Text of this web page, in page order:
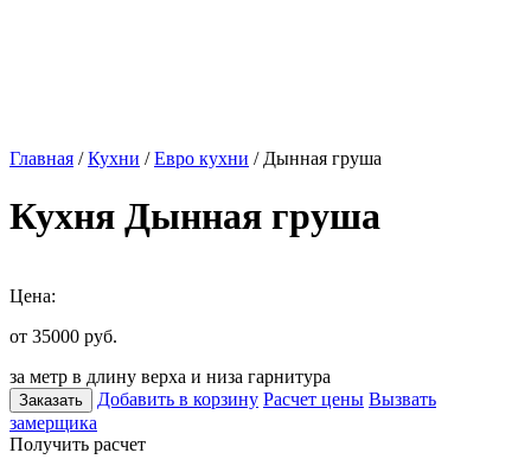
Главная /Кухни /Евро кухни / Дынная груша
Кухня Дынная груша
Цена:
от 35000 руб.
за метр в длину верха и низа гарнитура
Заказать Добавить в корзину Расчет цены Вызвать
замерщика
Получить расчет